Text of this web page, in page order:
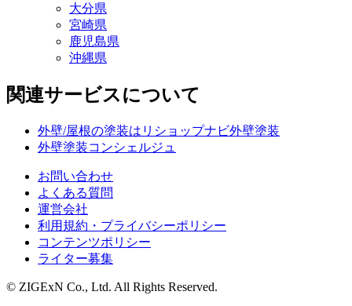
大分県
宮崎県
鹿児島県
沖縄県
関連サービスについて
外壁/屋根の塗装はリショップナビ外壁塗装
外壁塗装コンシェルジュ
お問い合わせ
よくある質問
運営会社
利用規約・プライバシーポリシー
コンテンツポリシー
ライター募集
© ZIGExN Co., Ltd. All Rights Reserved.